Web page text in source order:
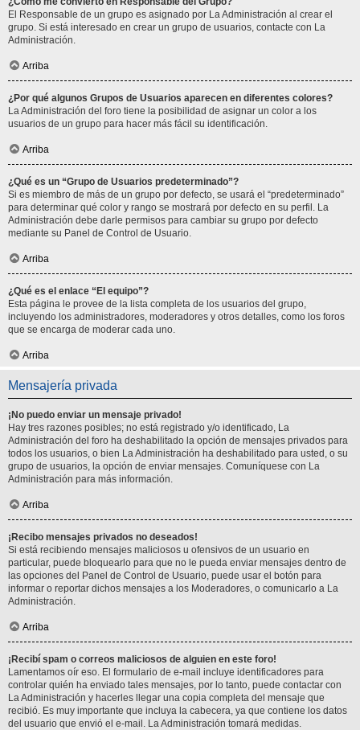
El Responsable de un grupo es asignado por La Administración al crear el
grupo. Si está interesado en crear un grupo de usuarios, contacte con La
Administración.
Arriba
¿Por qué algunos Grupos de Usuarios aparecen en diferentes colores?
La Administración del foro tiene la posibilidad de asignar un color a los
usuarios de un grupo para hacer más fácil su identificación.
Arriba
¿Qué es un “Grupo de Usuarios predeterminado”?
Si es miembro de más de un grupo por defecto, se usará el “predeterminado”
para determinar qué color y rango se mostrará por defecto en su perfil. La
Administración debe darle permisos para cambiar su grupo por defecto
mediante su Panel de Control de Usuario.
Arriba
¿Qué es el enlace “El equipo”?
Esta página le provee de la lista completa de los usuarios del grupo,
incluyendo los administradores, moderadores y otros detalles, como los foros
que se encarga de moderar cada uno.
Arriba
Mensajería privada
¡No puedo enviar un mensaje privado!
Hay tres razones posibles; no está registrado y/o identificado, La
Administración del foro ha deshabilitado la opción de mensajes privados para
todos los usuarios, o bien La Administración ha deshabilitado para usted, o su
grupo de usuarios, la opción de enviar mensajes. Comuníquese con La
Administración para más información.
Arriba
¡Recibo mensajes privados no deseados!
Si está recibiendo mensajes maliciosos u ofensivos de un usuario en
particular, puede bloquearlo para que no le pueda enviar mensajes dentro de
las opciones del Panel de Control de Usuario, puede usar el botón para
informar o reportar dichos mensajes a los Moderadores, o comunicarlo a La
Administración.
Arriba
¡Recibí spam o correos maliciosos de alguien en este foro!
Lamentamos oír eso. El formulario de e-mail incluye identificadores para
controlar quién ha enviado tales mensajes, por lo tanto, puede contactar con
La Administración y hacerles llegar una copia completa del mensaje que
recibió. Es muy importante que incluya la cabecera, ya que contiene los datos
del usuario que envió el e-mail. La Administración tomará medidas.